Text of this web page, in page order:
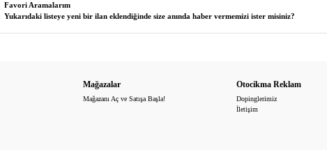
Favori Aramalarım
Yukarıdaki listeye yeni bir ilan eklendiğinde size anında haber vermemizi ister misiniz?
Mağazalar
Mağazanı Aç ve Satışa Başla!
Otocikma Reklam
Dopinglerimiz
İletişim